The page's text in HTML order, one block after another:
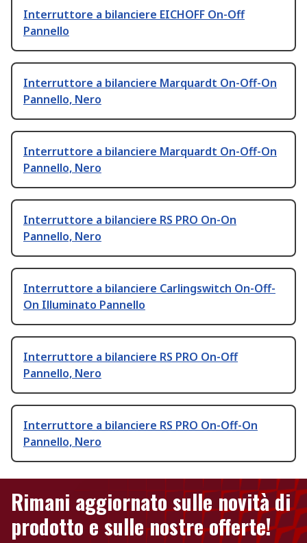
Interruttore a bilanciere EICHOFF On-Off
Pannello
Interruttore a bilanciere Marquardt On-Off-On
Pannello, Nero
Interruttore a bilanciere Marquardt On-Off-On
Pannello, Nero
Interruttore a bilanciere RS PRO On-On
Pannello, Nero
Interruttore a bilanciere Carlingswitch On-Off-
On Illuminato Pannello
Interruttore a bilanciere RS PRO On-Off
Pannello, Nero
Interruttore a bilanciere RS PRO On-Off-On
Pannello, Nero
Rimani aggiornato sulle novità di
prodotto e sulle nostre offerte!